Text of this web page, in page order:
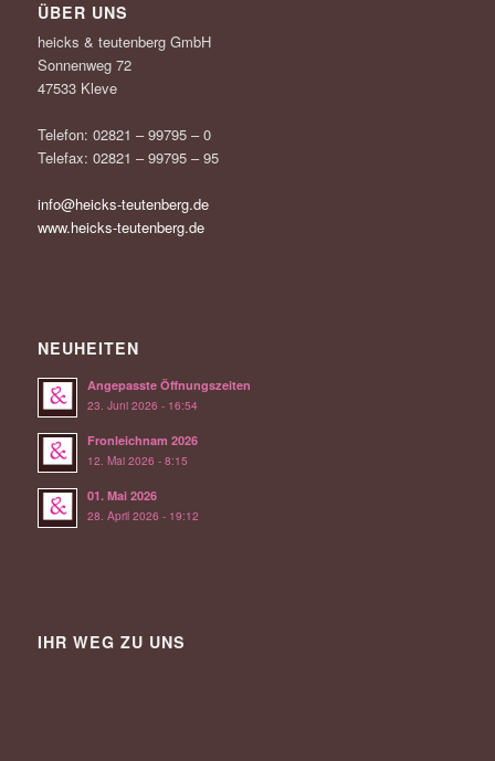
ÜBER UNS
heicks & teutenberg GmbH
Sonnenweg 72
47533 Kleve
Telefon: 02821 – 99795 – 0
Telefax: 02821 – 99795 – 95
info@heicks-teutenberg.de
www.heicks-teutenberg.de
NEUHEITEN
Angepasste Öffnungszeiten
23. Juni 2026 - 16:54
Fronleichnam 2026
12. Mai 2026 - 8:15
01. Mai 2026
28. April 2026 - 19:12
IHR WEG ZU UNS